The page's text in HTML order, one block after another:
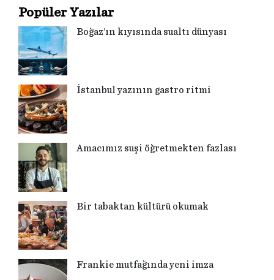
Popüler Yazılar
Boğaz’ın kıyısında sualtı dünyası
İstanbul yazının gastro ritmi
Amacımız suşi öğretmekten fazlası
Bir tabaktan kültürü okumak
Frankie mutfağında yeni imza